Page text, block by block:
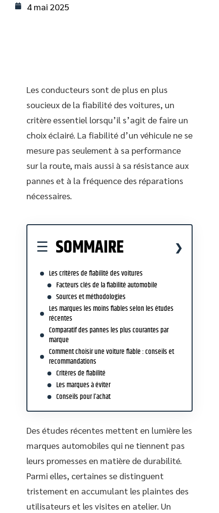
4 mai 2025
Les conducteurs sont de plus en plus
soucieux de la fiabilité des voitures, un
critère essentiel lorsqu’il s’agit de faire un
choix éclairé. La fiabilité d’un véhicule ne se
mesure pas seulement à sa performance
sur la route, mais aussi à sa résistance aux
pannes et à la fréquence des réparations
nécessaires.
SOMMAIRE
Les critères de fiabilité des voitures
Facteurs clés de la fiabilité automobile
Sources et méthodologies
Les marques les moins fiables selon les études
récentes
Comparatif des pannes les plus courantes par
marque
Comment choisir une voiture fiable : conseils et
recommandations
Critères de fiabilité
Les marques à éviter
Conseils pour l’achat
Des études récentes mettent en lumière les
marques automobiles qui ne tiennent pas
leurs promesses en matière de durabilité.
Parmi elles, certaines se distinguent
tristement en accumulant les plaintes des
utilisateurs et les visites en atelier. Un